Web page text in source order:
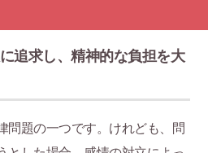
追求し、精神的な負担を大
問題の一つです。けれども、問